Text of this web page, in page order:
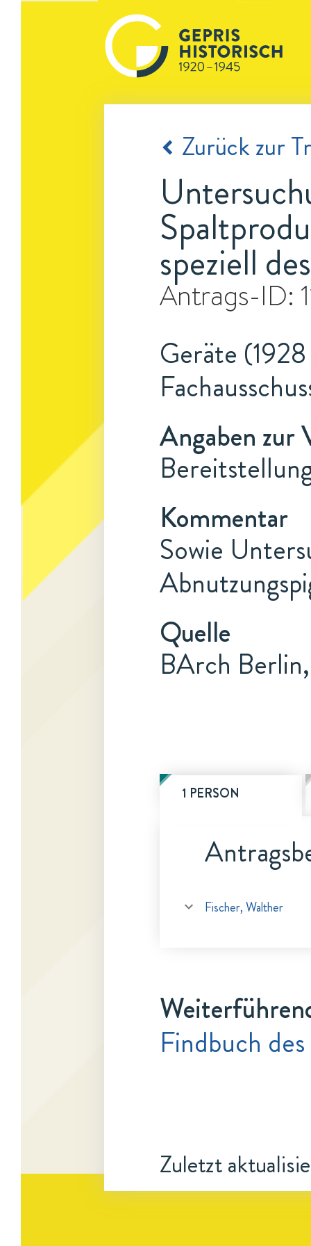
Zurück zur
speziell
Antrags-ID:
Geräte
Angaben zur
Kommentar
Sowie
Quelle
BArch
1 PERSON
Fischer, Walther
Findbuch
Zuletzt